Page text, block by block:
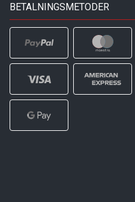
BETALNINGSMETODER